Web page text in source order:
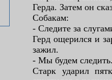
Герда. Затем он
Собакам:
- Следите за
Герд ощерился и
зажил.
- Мы будем
Старк ударил